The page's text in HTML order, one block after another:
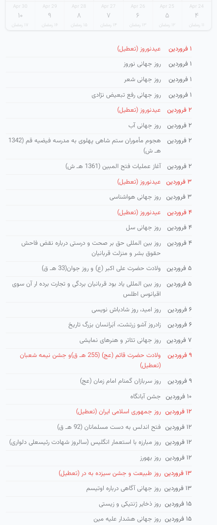
24 Apr
۴
۱۱ رمضان
25 Apr
۵
۱۲ رمضان
26 Apr
۶
۱۳ رمضان
27 Apr
۷
۱۴ رمضان
28 Apr
۸
۱۵ رمضان
29 Apr
۹
۱۶ رمضان
30 Apr
۱۰
۱۷ رمضان
۱ فروردین
عیدنوروز (تعطیل)
۱ فروردین
روز جهانی نوروز
۱ فروردین
روز جهانی شعر
۱ فروردین
روز جهانی رفع تبعیض نژادی
۲ فروردین
عیدنوروز (تعطیل)
۲ فروردین
روز جهانی آب
۲ فروردین
هجوم مأموران ستم شاهی پهلوی به مدرسه فیضیه قم (1342
هـ ش)
۲ فروردین
آغاز عملیات فتح المبین (1361 هـ ش)
۳ فروردین
عیدنوروز (تعطیل)
۳ فروردین
روز جهانی هواشناسی
۴ فروردین
عیدنوروز (تعطیل)
۴ فروردین
روز جهانی سل
۴ فروردین
روز بین المللی حق بر صحت و درستی درباره نقض فاحش
حقوق بشر و منزلت قربانیان
۵ فروردین
ولادت حضرت علی اكبر (ع) و روز جوان(33 هـ ق)
۵ فروردین
روز بین المللی یاد بود قربانیان بردگی و تجارت برده ار آن سوی
اقیانوس اطلس
۶ فروردین
روز امید، روز شادباش نویسی
۶ فروردین
زادروز آشو زرتشت، اَبَراِنسان بزرگ تاریخ
۷ فروردین
روز جهانی تئاتر و هنرهای نمایشی
۹ فروردین
ولادت حضرت قائم (عج) (255 هـ ق)و جشن نیمه شعبان
(تعطیل)
۹ فروردین
روز سربازان گمنام امام زمان (عج)
۱۰ فروردین
جشن آبانگاه
۱۲ فروردین
روز جمهوری اسلامی ایران (تعطیل)
۱۲ فروردین
فتح اندلس به دست مسلمانان (92 هـ ق)
۱۲ فروردین
روز مبارزه با استعمار انگلیس (سالروز شهادت رئیسعلی دلواری)
۱۲ فروردین
روز بهورز
۱۳ فروردین
روز طبیعت و جشن سیزده به در (تعطیل)
۱۳ فروردین
روز جهانی آگاهی درباره اوتیسم
۱۵ فروردین
روز ذخایر ژنتیكی و زیستی
۱۵ فروردین
روز جهانی هشدار علیه مین